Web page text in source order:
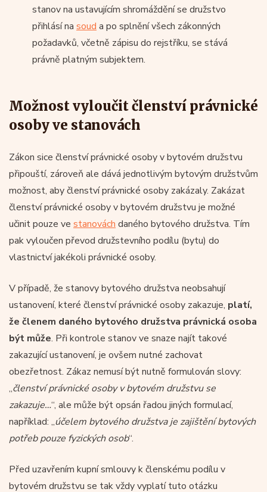
stanov na ustavujícím shromáždění se družstvo
přihlásí na soud a po splnění všech zákonných
požadavků, včetně zápisu do rejstříku, se stává
právně platným subjektem.
Možnost vyloučit členství právnické
osoby ve stanovách
Zákon sice členství právnické osoby v bytovém družstvu
připouští, zároveň ale dává jednotlivým bytovým družstvům
možnost, aby členství právnické osoby zakázaly. Zakázat
členství právnické osoby v bytovém družstvu je možné
učinit pouze ve stanovách daného bytového družstva. Tím
pak vyloučen převod družstevního podílu (bytu) do
vlastnictví jakékoli právnické osoby.
V případě, že stanovy bytového družstva neobsahují
ustanovení, které členství právnické osoby zakazuje, platí,
že členem daného bytového družstva právnická osoba
být může. Při kontrole stanov ve snaze najít takové
zakazující ustanovení, je ovšem nutné zachovat
obezřetnost. Zákaz nemusí být nutně formulován slovy:
„členství právnické osoby v bytovém družstvu se
zakazuje…“, ale může být opsán řadou jiných formulací,
například: „účelem bytového družstva je zajištění bytových
potřeb pouze fyzických osob“.
Před uzavřením kupní smlouvy k členskému podílu v
bytovém družstvu se tak vždy vyplatí tuto otázku